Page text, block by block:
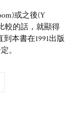
或之後(Y
較的話，就顯得
到本書在1991出版
。